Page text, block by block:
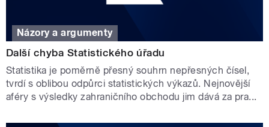
Názory a argumenty
Další chyba Statistického úřadu
Statistika je poměrně přesný souhrn nepřesných čísel,
tvrdí s oblibou odpůrci statistických výkazů. Nejnovější
aféry s výsledky zahraničního obchodu jim dává za pra...